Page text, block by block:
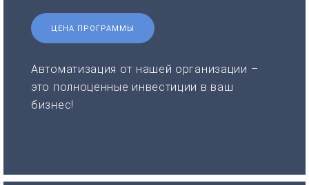
ЦЕНА ПРОГРАММЫ
Автоматизация от нашей организации –
это полноценные инвестиции в ваш
бизнес!